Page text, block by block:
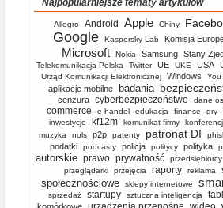
Najpopularniejsze tematy artykułów
Allegro Android Apple Chiny
Google Kaspersky Lab Komisja
Microsoft Nokia Samsung Stany
Telekomunikacja Polska Twitter UE UKE USA
Urząd Komunikacji Elektronicznej Windows
aplikacje mobilne badania
cenzura cyberbezpieczeństwo dane
commerce
e-handel edukacja finanse gry
inwestycje kf12m komunikat firmy
muzyka nols p2p patenty patronat DI
podatki podcasty policja politycy polityka
autorskie prawo prywatność przedsiębiorcy
przeglądarki
przejęcia raporty reklama
społecznościowe
sklepy internetowe
sprzedaż
startupy sztuczna inteligencja